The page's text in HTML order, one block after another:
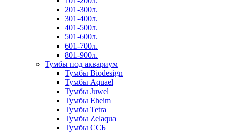
201-300л.
301-400л.
401-500л.
501-600л.
601-700л.
801-900л.
Тумбы под аквариум
Тумбы Biodesign
Тумбы Aquael
Тумбы Juwel
Тумбы Eheim
Тумбы Tetra
Тумбы Zelaqua
Тумбы ССБ